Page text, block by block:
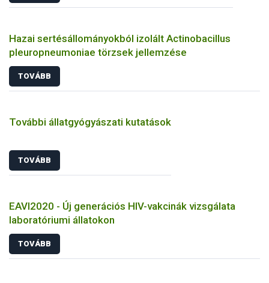
Hazai sertésállományokból izolált Actinobacillus
pleuropneumoniae törzsek jellemzése
TOVÁBB
További állatgyógyászati kutatások
TOVÁBB
EAVI2020 - Új generációs HIV-vakcinák vizsgálata
laboratóriumi állatokon
TOVÁBB